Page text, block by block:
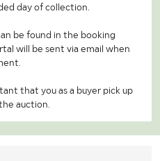
day of collection.
be found in the booking
will be sent via email when
that you as a buyer pick up
auction.